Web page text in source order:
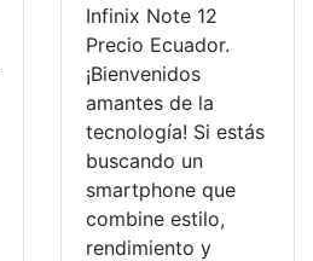
Infinix Note 12
Precio Ecuador.
¡Bienvenidos
amantes de la
tecnología! Si estás
buscando un
smartphone que
combine estilo,
rendimiento y